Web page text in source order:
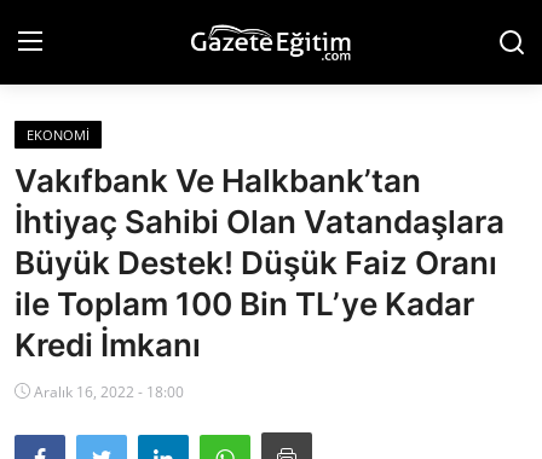
Anasayfa
Künye
Hakkımızda
İletişim
EKONOMI
Vakıfbank Ve Halkbank’tan
İhtiyaç Sahibi Olan Vatandaşlara
Büyük Destek! Düşük Faiz Oranı
ile Toplam 100 Bin TL’ye Kadar
Kredi İmkanı
Aralık 16, 2022 - 18:00